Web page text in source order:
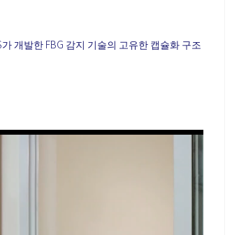
개발한 FBG 감지 기술의 고유한 캡슐화 구조